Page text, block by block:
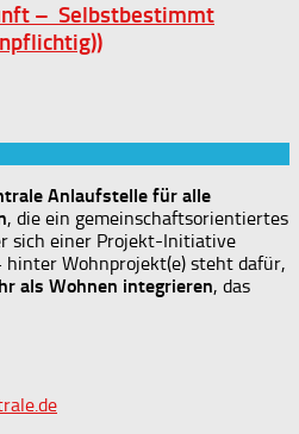
– Selbstbestimmt
Anlaufstelle für alle
, die ein gemeinschaftsorientiertes
sich einer Projekt-Initiative
hinter Wohnprojekt(e) steht dafür,
als Wohnen integrieren, das